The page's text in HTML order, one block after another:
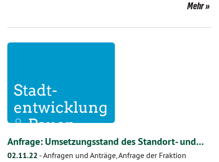
Mehr
Anfrage: Umsetzungsstand des Standort- und…
02.11.22 -Anfragen und Anträge, Anfrage der Fraktion